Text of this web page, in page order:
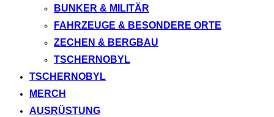
BUNKER & MILITÄR
FAHRZEUGE & BESONDERE ORTE
ZECHEN & BERGBAU
TSCHERNOBYL
TSCHERNOBYL
MERCH
AUSRÜSTUNG